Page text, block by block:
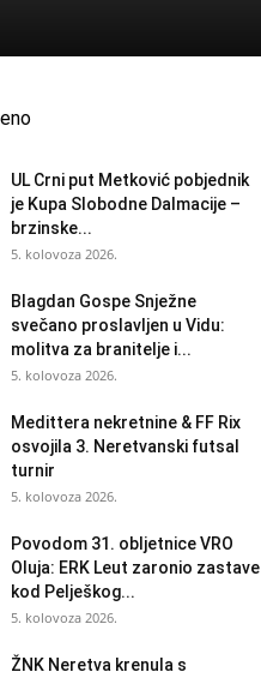
UL Crni put Metković pobjednik
je Kupa Slobodne Dalmacije –
brzinske...
5. kolovoza 2026.
Blagdan Gospe Snježne
svečano proslavljen u Vidu:
molitva za branitelje i...
5. kolovoza 2026.
Medittera nekretnine & FF Rix
osvojila 3. Neretvanski futsal
turnir
5. kolovoza 2026.
Povodom 31. obljetnice VRO
Oluja: ERK Leut zaronio zastave
kod Pelješkog...
5. kolovoza 2026.
ŽNK Neretva krenula s